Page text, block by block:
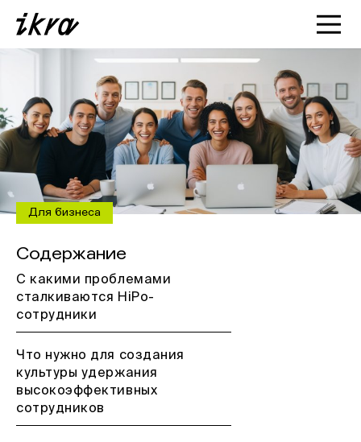
Познакомиться с ИКРОЙ
Статьи
Кейсы
О нас
Для бизнеса
Содержание
С какими проблемами
сталкиваются HiPo-
сотрудники
Что нужно для создания
культуры удержания
высокоэффективных
сотрудников